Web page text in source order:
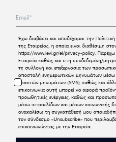
Έχω διαβάσει και αποδέχομαι την
της Εταιρείας, η οποία είναι διαθέσιμη
https://www.levi.gr/el/privacy-policy. Παρέχω
Εταιρεία καθώς και στη συνδεδεμένη/
τη συλλογή και επεξεργασία των
αποστολή ενημερωτικών μηνυμάτων μέσω
γραπτών μηνυμάτων (SMS), καθώς και
επικοινωνία αυτή μπορεί να αφορά
προωθητικές ενέργειες, καθώς και
μέσω ιστοσελίδων και μέσων κοινωνικής
ανακαλέσω τη συγκατάθεσή μου
τον σύνδεσμο «Unsubscribe» που
επικοινωνώντας με την Εταιρεία.